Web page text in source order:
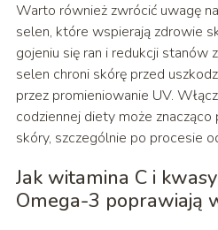
Warto również zwrócić uwagę
selen, które wspierają zdrowie
gojeniu się ran i redukcji stanów
selen chroni skórę przed
przez promieniowanie UV.
codziennej diety może
skóry, szczególnie po procesie
Jak witamina C i
Omega-3 poprawiają